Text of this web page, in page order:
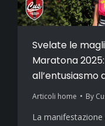
Svelate le
Maratona
all’entusiasmo
Articoli home By
La